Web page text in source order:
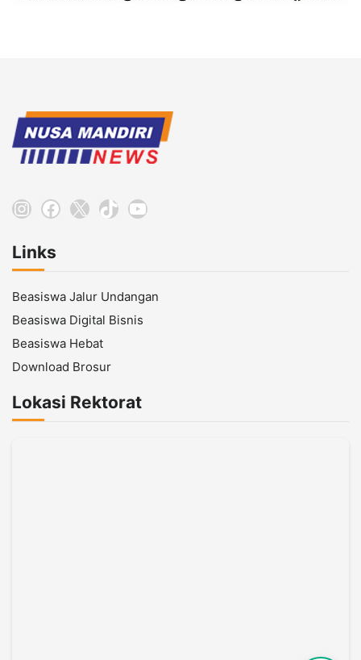
Instagram
Facebook
X TikTokYouTube
Links
Beasiswa Jalur Undangan
Beasiswa Digital Bisnis
Beasiswa Hebat
Download Brosur
Lokasi Rektorat